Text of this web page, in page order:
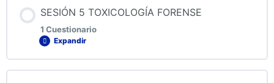
QUIZ 4 TOXICOLOGÍA FORENSE
SESIÓN 5 TOXICOLOGÍA FORENSE
1 Cuestionario
Expandir